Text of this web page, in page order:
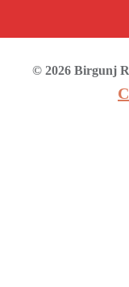
© 2026 Birgunj